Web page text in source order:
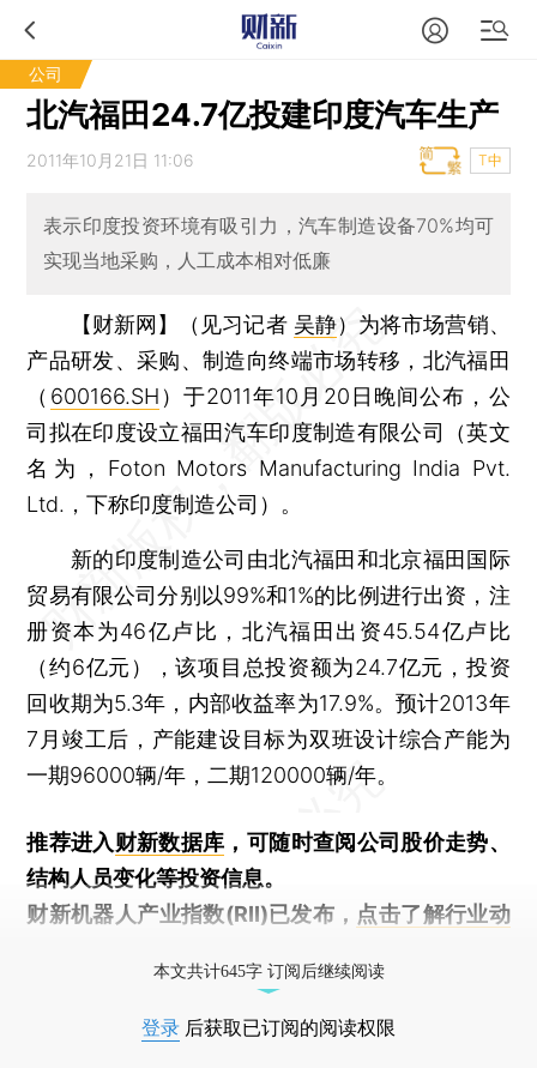
公司
北汽福田24.7亿投建印度汽车生产
2011年10月21日 11:06 T中
表示印度投资环境有吸引力，汽车制造设备70%均可
实现当地采购，人工成本相对低廉
【财新网】（见习记者 吴静） 为将市场营销、
产品研发、采购、制造向终端市场转移，北汽福田
（ 600166.SH ）于2011年10月20日晚间公布，公
司拟在印度设立福田汽车印度制造有限公司（英文
名为，Foton Motors Manufacturing India Pvt.
Ltd.，下称印度制造公司）。
新的印度制造公司由北汽福田和北京福田国际
贸易有限公司分别以99%和1%的比例进行出资，注
册资本为46亿卢比，北汽福田出资45.54亿卢比
（约6亿元），该项目总投资额为24.7亿元，投资
回收期为5.3年，内部收益率为17.9%。预计2013年
7月竣工后，产能建设目标为双班设计综合产能为
一期96000辆/年，二期120000辆/年。
推荐进入财新数据库 ，可随时查阅公司股价走势、
结构人员变化等投资信息。
财新机器人产业指数(RII)已发布， 点击了解行业动
本文共计645字 订阅后继续阅读
登录 后获取已订阅的阅读权限